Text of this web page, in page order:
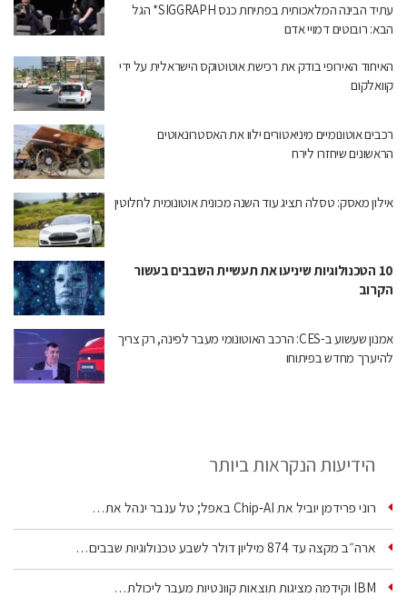
עתיד הבינה המלאכותית בפתיחת כנס SIGGRAPH‏* הגל
הבא: רובוטים דמויי אדם
האיחוד האירופי בודק את רכישת אוטוטוקס הישראלית על ידי
קוואלקום
רכבים אוטונומיים מיניאטורים ילוו את האסטרונאוטים
הראשונים שיחזרו לירח
אילון מאסק: טסלה תציג עוד השנה מכונית אוטונומית לחלוטין
10 הטכנולוגיות שיניעו את תעשיית השבבים בעשור
הקרוב
אמנון שעשוע ב-CES: הרכב האוטונומי מעבר לפינה, רק צריך
להיערך מחדש בפיתוחו
הידיעות הנקראות ביותר
רוני פרידמן יוביל את Chip‑AI באפל; טל ענבר ינהל את…
ארה״ב מקצה עד 874 מיליון דולר לשבע טכנולוגיות שבבים…
IBM וקידמה מציגות תוצאות קוונטיות מעבר ליכולת…